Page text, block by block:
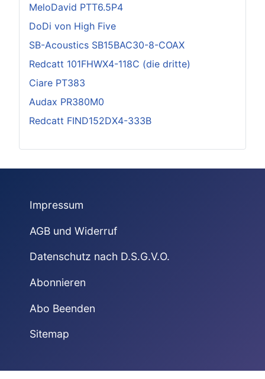
MeloDavid PTT6.5P4
DoDi von High Five
SB-Acoustics SB15BAC30-8-COAX
Redcatt 101FHWX4-118C (die dritte)
Ciare PT383
Audax PR380M0
Redcatt FIND152DX4-333B
Impressum
AGB und Widerruf
Datenschutz nach D.S.G.V.O.
Abonnieren
Abo Beenden
Sitemap